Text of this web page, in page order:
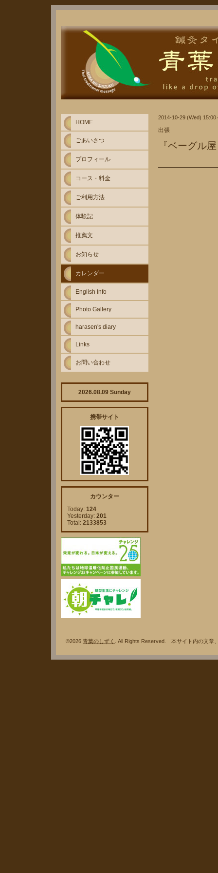
2014-10-29 (Wed) 15:00
出張
『ベーグル
HOME
ごあいさつ
プロフィール
コース・料金
ご利用方法
体験記
推薦文
お知らせ
カレンダー
English Info
Photo Gallery
harasen's diary
Links
お問い合わせ
2026.08.09 Sunday
携帯サイト
カウンター
Today: 124
Yesterday: 201
Total: 2133853
©2026 青葉のしずく . All Rights Reserved. 本サイト内の文章